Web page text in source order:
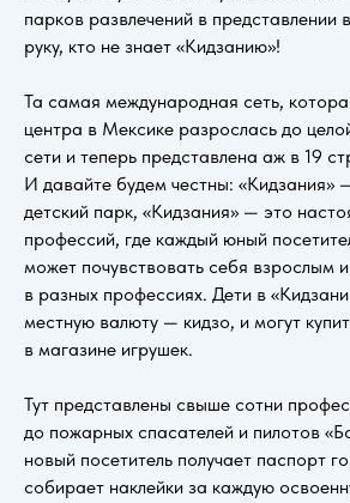
парков развлечений в
руку, кто не знает «Кидзанию»!
Та самая международная сеть,
центра в Мексике разрослась до
сети и теперь представлена аж в 19
И давайте будем честны: «Кидзания»
детский парк, «Кидзания» — это
профессий, где каждый юный
может почувствовать себя взрослым
в разных профессиях. Дети в
местную валюту — кидзо, и могут
в магазине игрушек.
Тут представлены свыше сотни
до пожарных спасателей и пилотов
новый посетитель получает паспорт
собирает наклейки за каждую